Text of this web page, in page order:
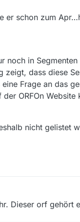
seit Montag (6:30,
keine Sendung
auch nicht zu finden.
er schon zum
noch in
zeigt, dass diese
Frage an das
ORFOn
nicht gelistet
Dieser orf gehört